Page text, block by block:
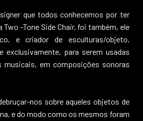
que todos conhecemos por ter
Two -Tone Side Chair, foi também, ele
e criador de esculturas/objeto,
exclusivamente, para serem usadas
musicais, em composições sonoras
nos sobre aqueles objetos de
e do modo como os mesmos foram